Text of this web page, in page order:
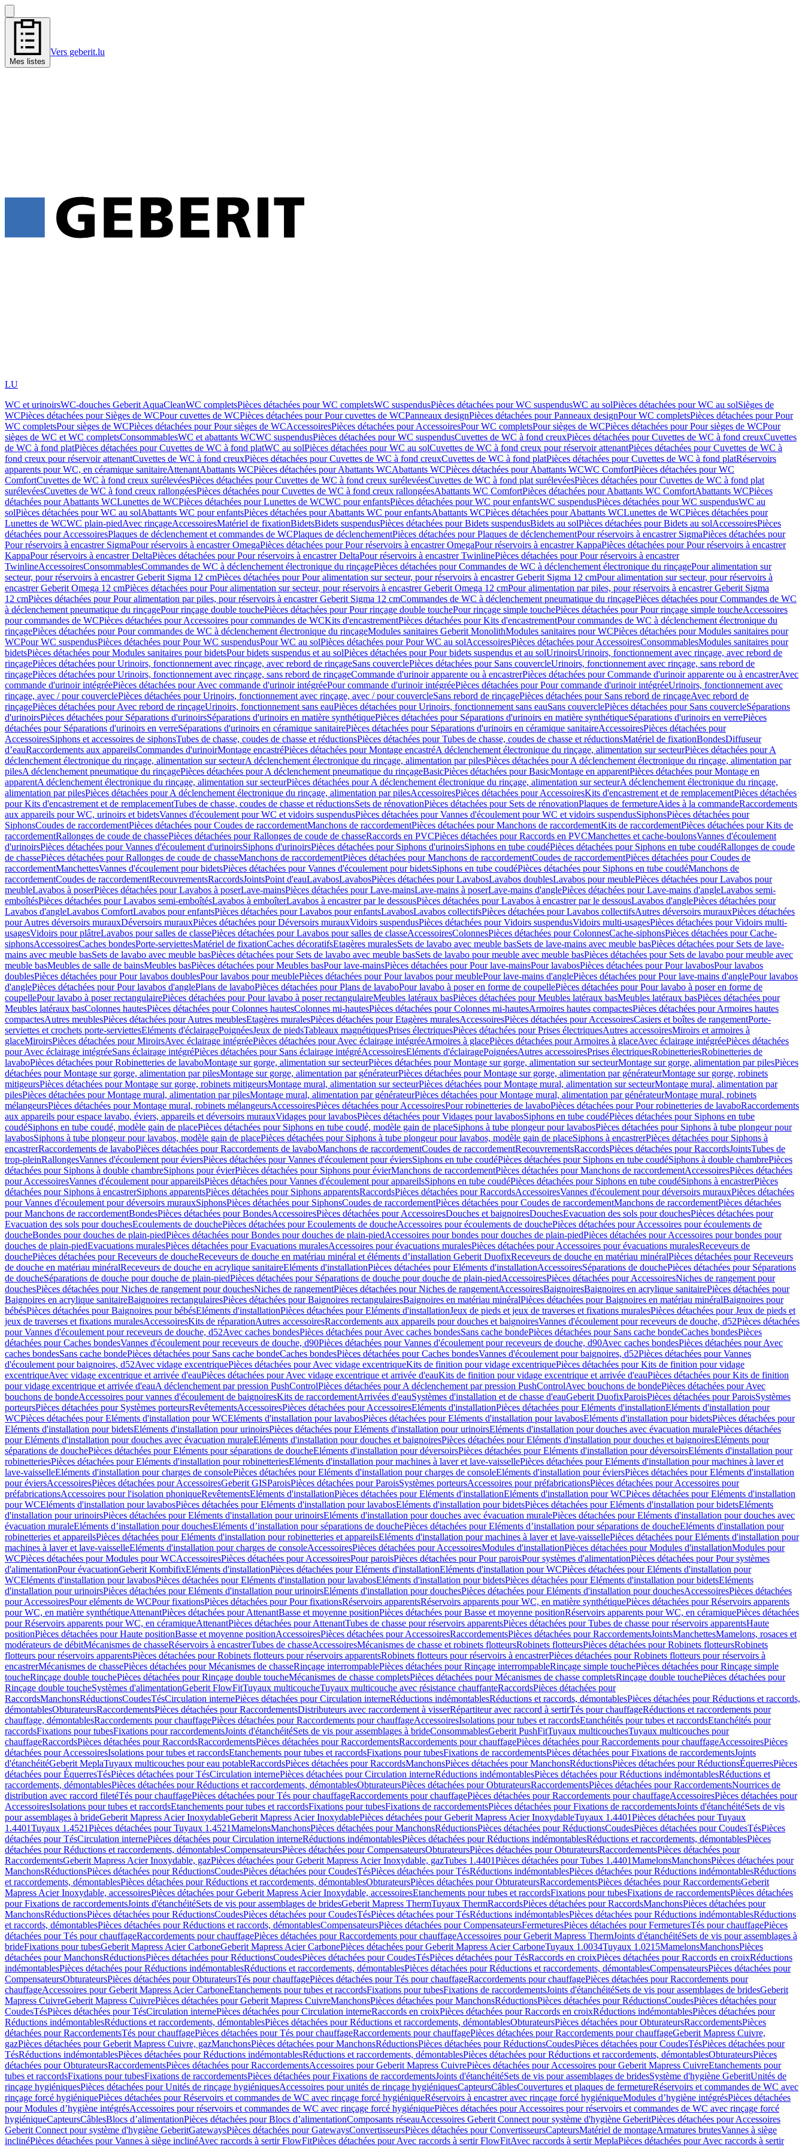
Mes listes
Vers geberit.lu
LU
WC et urinoirsWC-douches Geberit AquaCleanWC completsPièces détachées pour WC completsWC suspendusPièces détachées pour WC suspendusWC au solPièces détachées pour WC au solSièges de
WCPièces détachées pour Sièges de WCPour cuvettes de WCPièces détachées pour Pour cuvettes de WCPanneaux designPièces détachées pour Panneaux designPour WC completsPièces détachées pour Pour
WC completsPour sièges de WCPièces détachées pour Pour sièges de WCAccessoiresPièces détachées pour AccessoiresPour WC completsPour sièges de WCPièces détachées pour Pour sièges de WCPour
sièges de WC et WC completsConsommablesWC et abattants WCWC suspendusPièces détachées pour WC suspendusCuvettes de WC à fond creuxPièces détachées pour Cuvettes de WC à fond creuxCuvettes
de WC à fond platPièces détachées pour Cuvettes de WC à fond platWC au solPièces détachées pour WC au solCuvettes de WC à fond creux pour réservoir attenantPièces détachées pour Cuvettes de WC à
fond creux pour réservoir attenantCuvettes de WC à fond creuxPièces détachées pour Cuvettes de WC à fond creuxCuvettes de WC à fond platPièces détachées pour Cuvettes de WC à fond platRéservoirs
apparents pour WC, en céramique sanitaireAttenantAbattants WCPièces détachées pour Abattants WCAbattants WCPièces détachées pour Abattants WCWC ComfortPièces détachées pour WC
ComfortCuvettes de WC à fond creux surélevéesPièces détachées pour Cuvettes de WC à fond creux surélevéesCuvettes de WC à fond plat surélevéesPièces détachées pour Cuvettes de WC à fond plat
surélevéesCuvettes de WC à fond creux rallongéesPièces détachées pour Cuvettes de WC à fond creux rallongéesAbattants WC ComfortPièces détachées pour Abattants WC ComfortAbattants WCPièces
détachées pour Abattants WCLunettes de WCPièces détachées pour Lunettes de WCWC pour enfantsPièces détachées pour WC pour enfantsWC suspendusPièces détachées pour WC suspendusWC au
solPièces détachées pour WC au solAbattants WC pour enfantsPièces détachées pour Abattants WC pour enfantsAbattants WCPièces détachées pour Abattants WCLunettes de WCPièces détachées pour
Lunettes de WCWC plain-piedAvec rinçageAccessoiresMatériel de fixationBidetsBidets suspendusPièces détachées pour Bidets suspendusBidets au solPièces détachées pour Bidets au solAccessoiresPièces
détachées pour AccessoiresPlaques de déclenchement et commandes de WCPlaques de déclenchementPièces détachées pour Plaques de déclenchementPour réservoirs à encastrer SigmaPièces détachées pour
Pour réservoirs à encastrer SigmaPour réservoirs à encastrer OmegaPièces détachées pour Pour réservoirs à encastrer OmegaPour réservoirs à encastrer KappaPièces détachées pour Pour réservoirs à encastrer
KappaPour réservoirs à encastrer DeltaPièces détachées pour Pour réservoirs à encastrer DeltaPour réservoirs à encastrer TwinlinePièces détachées pour Pour réservoirs à encastrer
TwinlineAccessoiresConsommablesCommandes de WC à déclenchement électronique du rinçagePièces détachées pour Commandes de WC à déclenchement électronique du rinçagePour alimentation sur
secteur, pour réservoirs à encastrer Geberit Sigma 12 cmPièces détachées pour Pour alimentation sur secteur, pour réservoirs à encastrer Geberit Sigma 12 cmPour alimentation sur secteur, pour réservoirs à
encastrer Geberit Omega 12 cmPièces détachées pour Pour alimentation sur secteur, pour réservoirs à encastrer Geberit Omega 12 cmPour alimentation par piles, pour réservoirs à encastrer Geberit Sigma
12 cmPièces détachées pour Pour alimentation par piles, pour réservoirs à encastrer Geberit Sigma 12 cmCommandes de WC à déclenchement pneumatique du rinçagePièces détachées pour Commandes de WC
à déclenchement pneumatique du rinçagePour rinçage double touchePièces détachées pour Pour rinçage double touchePour rinçage simple touchePièces détachées pour Pour rinçage simple toucheAccessoires
pour commandes de WCPièces détachées pour Accessoires pour commandes de WCKits d'encastrementPièces détachées pour Kits d'encastrementPour commandes de WC à déclenchement électronique du
rinçagePièces détachées pour Pour commandes de WC à déclenchement électronique du rinçageModules sanitaires Geberit MonolithModules sanitaires pour WCPièces détachées pour Modules sanitaires pour
WCPour WC suspendusPièces détachées pour Pour WC suspendusPour WC au solPièces détachées pour Pour WC au solAccessoiresPièces détachées pour AccessoiresConsommablesModules sanitaires pour
bidetsPièces détachées pour Modules sanitaires pour bidetsPour bidets suspendus et au solPièces détachées pour Pour bidets suspendus et au solUrinoirsUrinoirs, fonctionnement avec rinçage, avec rebord de
rinçagePièces détachées pour Urinoirs, fonctionnement avec rinçage, avec rebord de rinçageSans couverclePièces détachées pour Sans couvercleUrinoirs, fonctionnement avec rinçage, sans rebord de
rinçagePièces détachées pour Urinoirs, fonctionnement avec rinçage, sans rebord de rinçageCommande d'urinoir apparente ou à encastrerPièces détachées pour Commande d'urinoir apparente ou à encastrerAvec
commande d'urinoir intégréePièces détachées pour Avec commande d'urinoir intégréePour commande d'urinoir intégréePièces détachées pour Pour commande d'urinoir intégréeUrinoirs, fonctionnement avec
rinçage, avec / pour couverclePièces détachées pour Urinoirs, fonctionnement avec rinçage, avec / pour couvercleSans rebord de rinçagePièces détachées pour Sans rebord de rinçageAvec rebord de
rinçagePièces détachées pour Avec rebord de rinçageUrinoirs, fonctionnement sans eauPièces détachées pour Urinoirs, fonctionnement sans eauSans couverclePièces détachées pour Sans couvercleSéparations
d'urinoirsPièces détachées pour Séparations d'urinoirsSéparations d'urinoirs en matière synthétiquePièces détachées pour Séparations d'urinoirs en matière synthétiqueSéparations d'urinoirs en verrePièces
détachées pour Séparations d'urinoirs en verreSéparations d'urinoirs en céramique sanitairePièces détachées pour Séparations d'urinoirs en céramique sanitaireAccessoiresPièces détachées pour
AccessoiresSiphons et accessoires de siphonsTubes de chasse, coudes de chasse et réductionsPièces détachées pour Tubes de chasse, coudes de chasse et réductionsMatériel de fixationBondesDiffuseur
d’eauRaccordements aux appareilsCommandes d'urinoirMontage encastréPièces détachées pour Montage encastréA déclenchement électronique du rinçage, alimentation sur secteurPièces détachées pour A
déclenchement électronique du rinçage, alimentation sur secteurA déclenchement électronique du rinçage, alimentation par pilesPièces détachées pour A déclenchement électronique du rinçage, alimentation par
pilesA déclenchement pneumatique du rinçagePièces détachées pour A déclenchement pneumatique du rinçageBasicPièces détachées pour BasicMontage en apparentPièces détachées pour Montage en
apparentA déclenchement électronique du rinçage, alimentation sur secteurPièces détachées pour A déclenchement électronique du rinçage, alimentation sur secteurA déclenchement électronique du rinçage,
alimentation par pilesPièces détachées pour A déclenchement électronique du rinçage, alimentation par pilesAccessoiresPièces détachées pour AccessoiresKits d'encastrement et de remplacementPièces détachées
pour Kits d'encastrement et de remplacementTubes de chasse, coudes de chasse et réductionsSets de rénovationPièces détachées pour Sets de rénovationPlaques de fermetureAides à la commandeRaccordements
aux appareils pour WC, urinoirs et bidetsVannes d'écoulement pour WC et vidoirs suspendusPièces détachées pour Vannes d'écoulement pour WC et vidoirs suspendusSiphonsPièces détachées pour
SiphonsCoudes de raccordementPièces détachées pour Coudes de raccordementManchons de raccordementPièces détachées pour Manchons de raccordementKits de raccordementPièces détachées pour Kits de
raccordementRallonges de coude de chassePièces détachées pour Rallonges de coude de chasseRaccords en PVCPièces détachées pour Raccords en PVCManchettes et cache-boulonsVannes d'écoulement
d'urinoirsPièces détachées pour Vannes d'écoulement d'urinoirsSiphons d'urinoirsPièces détachées pour Siphons d'urinoirsSiphons en tube coudéPièces détachées pour Siphons en tube coudéRallonges de coude
de chassePièces détachées pour Rallonges de coude de chasseManchons de raccordementPièces détachées pour Manchons de raccordementCoudes de raccordementPièces détachées pour Coudes de
raccordementManchettesVannes d'écoulement pour bidetsPièces détachées pour Vannes d'écoulement pour bidetsSiphons en tube coudéPièces détachées pour Siphons en tube coudéManchons de
raccordementCoudes de raccordementRecouvrementsRaccordsJointsPoint d'eauLavabosLavabosPièces détachées pour LavabosLavabos doublesLavabos pour meublePièces détachées pour Lavabos pour
meubleLavabos à poserPièces détachées pour Lavabos à poserLave-mainsPièces détachées pour Lave-mainsLave-mains à poserLave-mains d'anglePièces détachées pour Lave-mains d'angleLavabos semi-
emboîtésPièces détachées pour Lavabos semi-emboîtésLavabos à emboîterLavabos à encastrer par le dessousPièces détachées pour Lavabos à encastrer par le dessousLavabos d'anglePièces détachées pour
Lavabos d'angleLavabos ComfortLavabos pour enfantsPièces détachées pour Lavabos pour enfantsLavabosLavabos collectifsPièces détachées pour Lavabos collectifsAutres déversoirs murauxPièces détachées
pour Autres déversoirs murauxDéversoirs murauxPièces détachées pour Déversoirs murauxVidoirs suspendusPièces détachées pour Vidoirs suspendusVidoirs multi-usagesPièces détachées pour Vidoirs multi-
usagesVidoirs pour plâtreLavabos pour salles de classePièces détachées pour Lavabos pour salles de classeAccessoiresColonnesPièces détachées pour ColonnesCache-siphonsPièces détachées pour Cache-
siphonsAccessoiresCaches bondesPorte-serviettesMatériel de fixationCaches décoratifsEtagères muralesSets de lavabo avec meuble basSets de lave-mains avec meuble basPièces détachées pour Sets de lave-
mains avec meuble basSets de lavabo avec meuble basPièces détachées pour Sets de lavabo avec meuble basSets de lavabo pour meuble avec meuble basPièces détachées pour Sets de lavabo pour meuble avec
meuble basMeubles de salle de bainsMeubles basPièces détachées pour Meubles basPour lave-mainsPièces détachées pour Pour lave-mainsPour lavabosPièces détachées pour Pour lavabosPour lavabos
doublesPièces détachées pour Pour lavabos doublesPour lavabos pour meublePièces détachées pour Pour lavabos pour meublePour lave-mains d'anglePièces détachées pour Pour lave-mains d'anglePour lavabos
d'anglePièces détachées pour Pour lavabos d'anglePlans de lavaboPièces détachées pour Plans de lavaboPour lavabo à poser en forme de coupellePièces détachées pour Pour lavabo à poser en forme de
coupellePour lavabo à poser rectangulairePièces détachées pour Pour lavabo à poser rectangulaireMeubles latéraux basPièces détachées pour Meubles latéraux basMeubles latéraux basPièces détachées pour
Meubles latéraux basColonnes hautesPièces détachées pour Colonnes hautesColonnes mi-hautesPièces détachées pour Colonnes mi-hautesArmoires hautes compactesPièces détachées pour Armoires hautes
compactesAutres meublesPièces détachées pour Autres meublesEtagères muralesPièces détachées pour Etagères muralesAccessoiresPièces détachées pour AccessoiresCasiers et boîtes de rangementPorte-
serviettes et crochets porte-serviettesEléments d'éclairagePoignéesJeux de piedsTableaux magnétiquesPrises électriquesPièces détachées pour Prises électriquesAutres accessoiresMiroirs et armoires à
glaceMiroirsPièces détachées pour MiroirsAvec éclairage intégréePièces détachées pour Avec éclairage intégréeArmoires à glacePièces détachées pour Armoires à glaceAvec éclairage intégréePièces détachées
pour Avec éclairage intégréeSans éclairage intégréPièces détachées pour Sans éclairage intégréAccessoiresEléments d'éclairagePoignéesAutres accessoiresPrises électriquesRobinetteriesRobinetteries de
lavaboPièces détachées pour Robinetteries de lavaboMontage sur gorge, alimentation sur secteurPièces détachées pour Montage sur gorge, alimentation sur secteurMontage sur gorge, alimentation par pilesPièces
détachées pour Montage sur gorge, alimentation par pilesMontage sur gorge, alimentation par générateurPièces détachées pour Montage sur gorge, alimentation par générateurMontage sur gorge, robinets
mitigeursPièces détachées pour Montage sur gorge, robinets mitigeursMontage mural, alimentation sur secteurPièces détachées pour Montage mural, alimentation sur secteurMontage mural, alimentation par
pilesPièces détachées pour Montage mural, alimentation par pilesMontage mural, alimentation par générateurPièces détachées pour Montage mural, alimentation par générateurMontage mural, robinets
mélangeursPièces détachées pour Montage mural, robinets mélangeursAccessoiresPièces détachées pour AccessoiresPour robinetteries de lavaboPièces détachées pour Pour robinetteries de lavaboRaccordements
aux appareils pour espace lavabo, éviers, appareils et déversoirs murauxVidages pour lavabosPièces détachées pour Vidages pour lavabosSiphons en tube coudéPièces détachées pour Siphons en tube
coudéSiphons en tube coudé, modèle gain de placePièces détachées pour Siphons en tube coudé, modèle gain de placeSiphons à tube plongeur pour lavabosPièces détachées pour Siphons à tube plongeur pour
lavabosSiphons à tube plongeur pour lavabos, modèle gain de placePièces détachées pour Siphons à tube plongeur pour lavabos, modèle gain de placeSiphons à encastrerPièces détachées pour Siphons à
encastrerRaccordements de lavaboPièces détachées pour Raccordements de lavaboManchons de raccordementCoudes de raccordementRecouvrementsRaccordsPièces détachées pour RaccordsJointsTubes de
trop-pleinRallongesVannes d'écoulement pour éviersPièces détachées pour Vannes d'écoulement pour éviersSiphons en tube coudéPièces détachées pour Siphons en tube coudéSiphons à double chambrePièces
détachées pour Siphons à double chambreSiphons pour évierPièces détachées pour Siphons pour évierManchons de raccordementPièces détachées pour Manchons de raccordementAccessoiresPièces détachées
pour AccessoiresVannes d'écoulement pour appareilsPièces détachées pour Vannes d'écoulement pour appareilsSiphons en tube coudéPièces détachées pour Siphons en tube coudéSiphons à encastrerPièces
détachées pour Siphons à encastrerSiphons apparentsPièces détachées pour Siphons apparentsRaccordsPièces détachées pour RaccordsAccessoiresVannes d'écoulement pour déversoirs murauxPièces détachées
pour Vannes d'écoulement pour déversoirs murauxSiphonsPièces détachées pour SiphonsCoudes de raccordementPièces détachées pour Coudes de raccordementManchons de raccordementPièces détachées
pour Manchons de raccordementBondesPièces détachées pour BondesAccessoiresPièces détachées pour AccessoiresDouches et baignoiresDouchesEvacuation des sols pour douchesPièces détachées pour
Evacuation des sols pour douchesEcoulements de douchePièces détachées pour Ecoulements de doucheAccessoires pour écoulements de douchePièces détachées pour Accessoires pour écoulements de
doucheBondes pour douches de plain-piedPièces détachées pour Bondes pour douches de plain-piedAccessoires pour bondes pour douches de plain-piedPièces détachées pour Accessoires pour bondes pour
douches de plain-piedEvacuations muralesPièces détachées pour Evacuations muralesAccessoires pour évacuations muralesPièces détachées pour Accessoires pour évacuations muralesReceveurs de
douchePièces détachées pour Receveurs de doucheReceveurs de douche en matériau minéral et éléments d’installation Geberit DuofixReceveurs de douche en matériau minéralPièces détachées pour Receveurs
de douche en matériau minéralReceveurs de douche en acrylique sanitaireEléments d'installationPièces détachées pour Eléments d'installationAccessoiresSéparations de douchePièces détachées pour Séparations
de doucheSéparations de douche pour douche de plain-piedPièces détachées pour Séparations de douche pour douche de plain-piedAccessoiresPièces détachées pour AccessoiresNiches de rangement pour
douchesPièces détachées pour Niches de rangement pour douchesNiches de rangementPièces détachées pour Niches de rangementAccessoiresBaignoiresBaignoires en acrylique sanitairePièces détachées pour
Baignoires en acrylique sanitaireBaignoires rectangulairesPièces détachées pour Baignoires rectangulairesBaignoires en matériau minéralPièces détachées pour Baignoires en matériau minéralBaignoires pour
bébésPièces détachées pour Baignoires pour bébésEléments d'installationPièces détachées pour Eléments d'installationJeux de pieds et jeux de traverses et fixations muralesPièces détachées pour Jeux de pieds et
jeux de traverses et fixations muralesAccessoiresKits de réparationAutres accessoiresRaccordements aux appareils pour douches et baignoiresVannes d'écoulement pour receveurs de douche, d52Pièces détachées
pour Vannes d'écoulement pour receveurs de douche, d52Avec caches bondesPièces détachées pour Avec caches bondesSans cache bondePièces détachées pour Sans cache bondeCaches bondesPièces
détachées pour Caches bondesVannes d'écoulement pour receveurs de douche, d90Pièces détachées pour Vannes d'écoulement pour receveurs de douche, d90Avec caches bondesPièces détachées pour Avec
caches bondesSans cache bondePièces détachées pour Sans cache bondeCaches bondesPièces détachées pour Caches bondesVannes d'écoulement pour baignoires, d52Pièces détachées pour Vannes
d'écoulement pour baignoires, d52Avec vidage excentriquePièces détachées pour Avec vidage excentriqueKits de finition pour vidage excentriquePièces détachées pour Kits de finition pour vidage
excentriqueAvec vidage excentrique et arrivée d'eauPièces détachées pour Avec vidage excentrique et arrivée d'eauKits de finition pour vidage excentrique et arrivée d'eauPièces détachées pour Kits de finition
pour vidage excentrique et arrivée d'eauA déclenchement par pression PushControlPièces détachées pour A déclenchement par pression PushControlAvec bouchons de bondePièces détachées pour Avec
bouchons de bondeAccessoires pour vannes d'écoulement de baignoiresKits de raccordementArrivées d'eauSystèmes d'installation et de chasse d'eauGeberit DuofixParoisPièces détachées pour ParoisSystèmes
porteursPièces détachées pour Systèmes porteursRevêtementsAccessoiresPièces détachées pour AccessoiresEléments d'installationPièces détachées pour Eléments d'installationEléments d'installation pour
WCPièces détachées pour Eléments d'installation pour WCEléments d'installation pour lavabosPièces détachées pour Eléments d'installation pour lavabosEléments d'installation pour bidetsPièces détachées pour
Eléments d'installation pour bidetsEléments d'installation pour urinoirsPièces détachées pour Eléments d'installation pour urinoirsEléments d'installation pour douches avec évacuation muralePièces détachées
pour Eléments d'installation pour douches avec évacuation muraleEléments d'installation pour douches et baignoiresPièces détachées pour Eléments d'installation pour douches et baignoiresEléments pour
séparations de douchePièces détachées pour Eléments pour séparations de doucheEléments d'installation pour déversoirsPièces détachées pour Eléments d'installation pour déversoirsEléments d'installation pour
robinetteriesPièces détachées pour Eléments d'installation pour robinetteriesEléments d'installation pour machines à laver et lave-vaissellePièces détachées pour Eléments d'installation pour machines à laver et
lave-vaisselleEléments d'installation pour charges de consolePièces détachées pour Eléments d'installation pour charges de consoleEléments d'installation pour éviersPièces détachées pour Eléments d'installation
pour éviersAccessoiresPièces détachées pour AccessoiresGeberit GISParoisPièces détachées pour ParoisSystèmes porteursAccessoires pour préfabricationsPièces détachées pour Accessoires pour
préfabricationsAccessoires pour l'isolation phoniqueRevêtementsEléments d'installationPièces détachées pour Eléments d'installationEléments d'installation pour WCPièces détachées pour Eléments d'installation
pour WCEléments d'installation pour lavabosPièces détachées pour Eléments d'installation pour lavabosEléments d'installation pour bidetsPièces détachées pour Eléments d'installation pour bidetsEléments
d'installation pour urinoirsPièces détachées pour Eléments d'installation pour urinoirsEléments d'installation pour douches avec évacuation muralePièces détachées pour Eléments d'installation pour douches avec
évacuation muraleEléments d’installation pour douchesEléments d’installation pour séparations de douchePièces détachées pour Eléments d’installation pour séparations de doucheEléments d'installation pour
robinetteries et appareilsPièces détachées pour Eléments d'installation pour robinetteries et appareilsEléments d'installation pour machines à laver et lave-vaissellePièces détachées pour Eléments d'installation pour
machines à laver et lave-vaisselleEléments d'installation pour charges de consoleAccessoiresPièces détachées pour AccessoiresModules d'installationPièces détachées pour Modules d'installationModules pour
WCPièces détachées pour Modules pour WCAccessoiresPièces détachées pour AccessoiresPour paroisPièces détachées pour Pour paroisPour systèmes d'alimentationPièces détachées pour Pour systèmes
d'alimentationPour évacuationGeberit KombifixEléments d'installationPièces détachées pour Eléments d'installationEléments d'installation pour WCPièces détachées pour Eléments d'installation pour
WCEléments d'installation pour lavabosPièces détachées pour Eléments d'installation pour lavabosEléments d'installation pour bidetsPièces détachées pour Eléments d'installation pour bidetsEléments
d'installation pour urinoirsPièces détachées pour Eléments d'installation pour urinoirsEléments d'installation pour douchesPièces détachées pour Eléments d'installation pour douchesAccessoiresPièces détachées
pour AccessoiresPour eléments de WCPour fixationsPièces détachées pour Pour fixationsRéservoirs apparentsRéservoirs apparents pour WC, en matière synthétiquePièces détachées pour Réservoirs apparents
pour WC, en matière synthétiqueAttenantPièces détachées pour AttenantBasse et moyenne positionPièces détachées pour Basse et moyenne positionRéservoirs apparents pour WC, en céramiquePièces détachées
pour Réservoirs apparents pour WC, en céramiqueAttenantPièces détachées pour AttenantTubes de chasse pour réservoirs apparentsPièces détachées pour Tubes de chasse pour réservoirs apparentsHaute
positionPièces détachées pour Haute positionBasse et moyenne positionAccessoiresPièces détachées pour AccessoiresRaccordementsPièces détachées pour RaccordementsJointsManchettesMamelons, rosaces et
modérateurs de débitMécanismes de chasseRéservoirs à encastrerTubes de chasseAccessoiresMécanismes de chasse et robinets flotteursRobinets flotteursPièces détachées pour Robinets flotteursRobinets
flotteurs pour réservoirs apparentsPièces détachées pour Robinets flotteurs pour réservoirs apparentsRobinets flotteurs pour réservoirs à encastrerPièces détachées pour Robinets flotteurs pour réservoirs à
encastrerMécanismes de chassePièces détachées pour Mécanismes de chasseRinçage interrompablePièces détachées pour Rinçage interrompableRinçage simple touchePièces détachées pour Rinçage simple
toucheRinçage double touchePièces détachées pour Rinçage double toucheMécanismes de chasse completsPièces détachées pour Mécanismes de chasse completsRinçage double touchePièces détachées pour
Rinçage double toucheSystèmes d'alimentationGeberit FlowFitTuyaux multicoucheTuyaux multicouche avec résistance chauffanteRaccordsPièces détachées pour
RaccordsManchonsRéductionsCoudesTésCirculation internePièces détachées pour Circulation interneRéductions indémontablesRéductions et raccords, démontablesPièces détachées pour Réductions et raccords,
démontablesObturateursRaccordementsPièces détachées pour RaccordementsDistributeurs avec raccordement à visserRépartiteur avec raccord à sertirTés pour chauffageRéductions et raccordements pour
chauffage, démontablesRaccordements pour chauffagePièces détachées pour Raccordements pour chauffageAccessoiresIsolations pour tubes et raccordsEtanchéités pour tubes et raccordsEtanchéités pour
raccordsFixations pour tubesFixations pour raccordementsJoints d'étanchéitéSets de vis pour assemblages à brideConsommablesGeberit PushFitTuyaux multicouchesTuyaux multicouches pour
chauffageRaccordsPièces détachées pour RaccordsRaccordementsPièces détachées pour RaccordementsRaccordements pour chauffagePièces détachées pour Raccordements pour chauffageAccessoiresPièces
détachées pour AccessoiresIsolations pour tubes et raccordsEtanchements pour tubes et raccordsFixations pour tubesFixations de raccordementsPièces détachées pour Fixations de raccordementsJoints
d'étanchéitéGeberit MeplaTuyaux multicouches pour eau potableRaccordsPièces détachées pour RaccordsManchonsPièces détachées pour ManchonsRéductionsPièces détachées pour RéductionsÉquerresPièces
détachées pour ÉquerresTésPièces détachées pour TésCirculation internePièces détachées pour Circulation interneRéductions indémontablesPièces détachées pour Réductions indémontablesRéductions et
raccordements, démontablesPièces détachées pour Réductions et raccordements, démontablesObturateursPièces détachées pour ObturateursRaccordementsPièces détachées pour RaccordementsNourrices de
distribution avec raccord filetéTés pour chauffagePièces détachées pour Tés pour chauffageRaccordements pour chauffagePièces détachées pour Raccordements pour chauffageAccessoiresPièces détachées pour
AccessoiresIsolations pour tubes et raccordsEtanchements pour tubes et raccordsFixations pour tubesFixations de raccordementsPièces détachées pour Fixations de raccordementsJoints d'étanchéitéSets de vis
pour assemblages à brideGeberit Mapress Acier InoxydableGeberit Mapress Acier InoxydablePièces détachées pour Geberit Mapress Acier InoxydableTuyaux 1.4401Pièces détachées pour Tuyaux
1.4401Tuyaux 1.4521Pièces détachées pour Tuyaux 1.4521MamelonsManchonsPièces détachées pour ManchonsRéductionsPièces détachées pour RéductionsCoudesPièces détachées pour CoudesTésPièces
détachées pour TésCirculation internePièces détachées pour Circulation interneRéductions indémontablesPièces détachées pour Réductions indémontablesRéductions et raccordements, démontablesPièces
détachées pour Réductions et raccordements, démontablesCompensateursPièces détachées pour CompensateursObturateursPièces détachées pour ObturateursRaccordementsPièces détachées pour
RaccordementsGeberit Mapress Acier Inoxydable, gazPièces détachées pour Geberit Mapress Acier Inoxydable, gazTubes 1.4401Pièces détachées pour Tubes 1.4401MamelonsManchonsPièces détachées pour
ManchonsRéductionsPièces détachées pour RéductionsCoudesPièces détachées pour CoudesTésPièces détachées pour TésRéductions indémontablesPièces détachées pour Réductions indémontablesRéductions
et raccordements, démontablesPièces détachées pour Réductions et raccordements, démontablesObturateursPièces détachées pour ObturateursRaccordementsPièces détachées pour RaccordementsGeberit
Mapress Acier Inoxydable, accessoiresPièces détachées pour Geberit Mapress Acier Inoxydable, accessoiresEtanchements pour tubes et raccordsFixations pour tubesFixations de raccordementsPièces détachées
pour Fixations de raccordementsJoints d'étanchéitéSets de vis pour assemblages de bridesGeberit Mapress ThermTuyaux ThermRaccordsPièces détachées pour RaccordsManchonsPièces détachées pour
ManchonsRéductionsPièces détachées pour RéductionsCoudesPièces détachées pour CoudesTésPièces détachées pour TésRéductions indémontablesPièces détachées pour Réductions indémontablesRéductions
et raccords, démontablesPièces détachées pour Réductions et raccords, démontablesCompensateursPièces détachées pour CompensateursFermeturesPièces détachées pour FermeturesTés pour chauffagePièces
détachées pour Tés pour chauffageRaccordements pour chauffagePièces détachées pour Raccordements pour chauffageAccessoires pour Geberit Mapress ThermJoints d'étanchéitéSets de vis pour assemblages à
brideFixations pour tubesGeberit Mapress Acier CarboneGeberit Mapress Acier CarbonePièces détachées pour Geberit Mapress Acier CarboneTuyaux 1.0034Tuyaux 1.0215MamelonsManchonsPièces
détachées pour ManchonsRéductionsPièces détachées pour RéductionsCoudesPièces détachées pour CoudesTésPièces détachées pour TésRaccords en croixPièces détachées pour Raccords en croixRéductions
indémontablesPièces détachées pour Réductions indémontablesRéductions et raccordements, démontablesPièces détachées pour Réductions et raccordements, démontablesCompensateursPièces détachées pour
CompensateursObturateursPièces détachées pour ObturateursTés pour chauffagePièces détachées pour Tés pour chauffageRaccordements pour chauffagePièces détachées pour Raccordements pour
chauffageAccessoires pour Geberit Mapress Acier CarboneEtanchements pour tubes et raccordsFixations pour tubesFixations de raccordementsJoints d'étanchéitéSets de vis pour assemblages de bridesGeberit
Mapress CuivreGeberit Mapress CuivrePièces détachées pour Geberit Mapress CuivreManchonsPièces détachées pour ManchonsRéductionsPièces détachées pour RéductionsCoudesPièces détachées pour
CoudesTésPièces détachées pour TésCirculation internePièces détachées pour Circulation interneRaccords en croixPièces détachées pour Raccords en croixRéductions indémontablesPièces détachées pour
Réductions indémontablesRéductions et raccordements, démontablesPièces détachées pour Réductions et raccordements, démontablesObturateursPièces détachées pour ObturateursRaccordementsPièces
détachées pour RaccordementsTés pour chauffagePièces détachées pour Tés pour chauffageRaccordements pour chauffagePièces détachées pour Raccordements pour chauffageGeberit Mapress Cuivre,
gazPièces détachées pour Geberit Mapress Cuivre, gazManchonsPièces détachées pour ManchonsRéductionsPièces détachées pour RéductionsCoudesPièces détachées pour CoudesTésPièces détachées pour
TésRéductions indémontablesPièces détachées pour Réductions indémontablesRéductions et raccordements, démontablesPièces détachées pour Réductions et raccordements, démontablesObturateursPièces
détachées pour ObturateursRaccordementsPièces détachées pour RaccordementsAccessoires pour Geberit Mapress CuivrePièces détachées pour Accessoires pour Geberit Mapress CuivreEtanchements pour
tubes et raccordsFixations pour tubesFixations de raccordementsPièces détachées pour Fixations de raccordementsJoints d'étanchéitéSets de vis pour assemblages de bridesSystème d'hygiène GeberitUnités de
rinçage hygiéniquesPièces détachées pour Unités de rinçage hygiéniquesAccessoires pour unités de rinçage hygiéniquesCapteursCâblesCouvertures et plaques de fermetureRéservoirs et commandes de WC avec
rinçage forcé hygiéniquePièces détachées pour Réservoirs et commandes de WC avec rinçage forcé hygiéniqueRéservoirs à encastrer avec rinçage forcé hygiéniqueModules d’hygiène intégrésPièces détachées
pour Modules d’hygiène intégrésAccessoires pour réservoirs et commandes de WC avec rinçage forcé hygiéniquePièces détachées pour Accessoires pour réservoirs et commandes de WC avec rinçage forcé
hygiéniqueCapteursCâblesBlocs d’alimentationPièces détachées pour Blocs d’alimentationComposants réseauAccessoires Geberit Connect pour système d'hygiène GeberitPièces détachées pour Accessoires
Geberit Connect pour système d'hygiène GeberitGatewaysPièces détachées pour GatewaysConvertisseursPièces détachées pour ConvertisseursCapteursMatériel de montageArmatures brutesVannes à siège
inclinéPièces détachées pour Vannes à siège inclinéAvec raccords à sertir FlowFitPièces détachées pour Avec raccords à sertir FlowFitAvec raccords à sertir MeplaPièces détachées pour Avec raccords à sertir